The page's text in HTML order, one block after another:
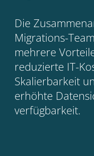
Die
Migrations-
mehrere
reduzierte IT-
Skalierbarkeit
erhöhte
verfügbarkeit.